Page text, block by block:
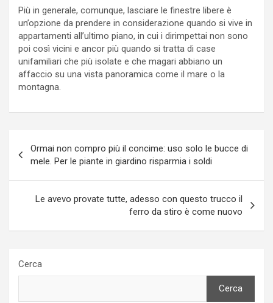
Più in generale, comunque, lasciare le finestre libere è
un’opzione da prendere in considerazione quando si vive in
appartamenti all’ultimo piano, in cui i dirimpettai non sono
poi così vicini e ancor più quando si tratta di case
unifamiliari che più isolate e che magari abbiano un
affaccio su una vista panoramica come il mare o la
montagna.
articoli
Ormai non compro più il concime: uso solo le bucce di
mele. Per le piante in giardino risparmia i soldi
Le avevo provate tutte, adesso con questo trucco il
ferro da stiro è come nuovo
Cerca
Cerca